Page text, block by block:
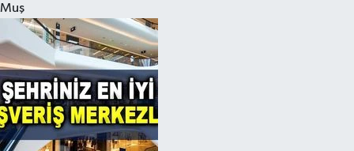
Muş